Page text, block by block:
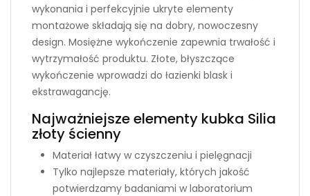
wykonania i perfekcyjnie ukryte elementy
montażowe składają się na dobry, nowoczesny
design. Mosiężne wykończenie zapewnia trwałość i
wytrzymałość produktu. Złote, błyszczące
wykończenie wprowadzi do łazienki blask i
ekstrawagancję.
Najważniejsze elementy kubka Silia
złoty ścienny
Materiał łatwy w czyszczeniu i pielęgnacji
Tylko najlepsze materiały, których jakość
potwierdzamy badaniami w laboratorium